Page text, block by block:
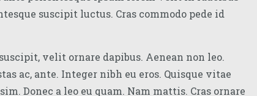
suscipit luctus. Cras commodo pede id
velit ornare dapibus. Aenean non leo.
ac, ante. Integer nibh eu eros. Quisque vitae
Donec a leo eu quam. Nam mattis. Cras ornare